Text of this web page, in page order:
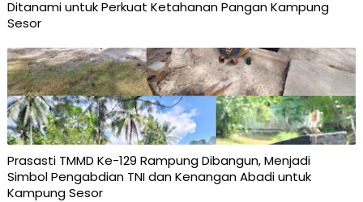
Ditanami untuk Perkuat Ketahanan Pangan Kampung
Sesor
Prasasti TMMD Ke-129 Rampung Dibangun, Menjadi
Simbol Pengabdian TNI dan Kenangan Abadi untuk
Kampung Sesor